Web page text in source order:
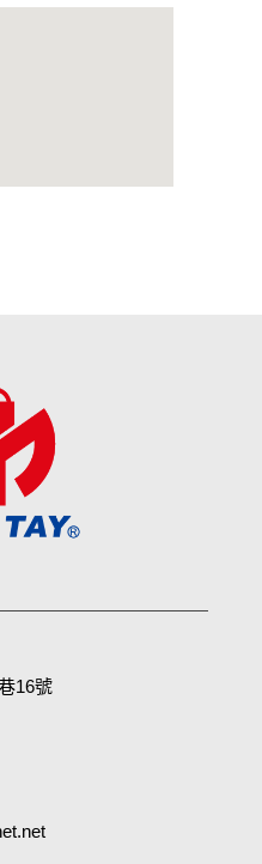
16號